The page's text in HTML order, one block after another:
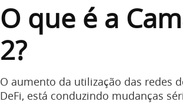
O que é a
2?
O aumento da utilização das redes
DeFi, está conduzindo mudanças